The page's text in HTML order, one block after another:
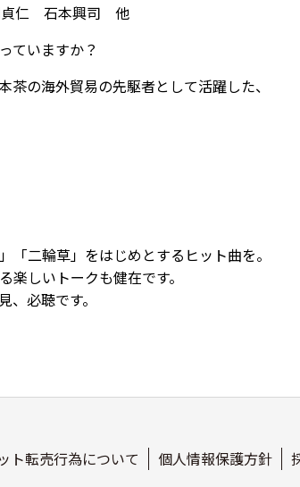
仁 石本興司 他
ていますか？
の海外貿易の先駆者として活躍した、
「二輪草」をはじめとするヒット曲を。
楽しいトークも健在です。
必聴です。
ト転売行為について 個人情報保護方針